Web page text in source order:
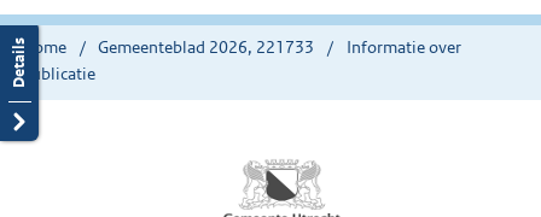
Home Gemeenteblad 2026, 221733
Informatie over
publicatie